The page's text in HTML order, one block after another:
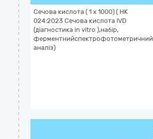
Сечова кислота ( 1 х 1000) ( НК
024:2023 Сечова кислота IVD
(діагностика in vitro ),набір,
ферментнийспектрофотометричний
аналіз)